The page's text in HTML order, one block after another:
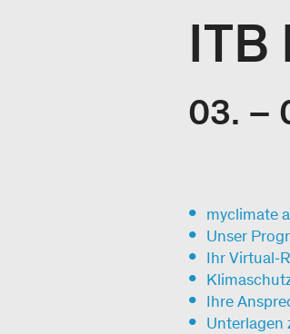
ITB
03. –
myclimate
Unser
Ihr
Ihre
Unterlagen